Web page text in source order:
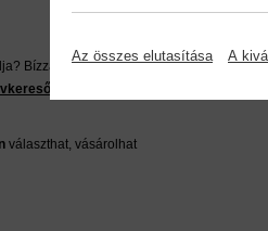
Bízza ránk kedvenc
szolgálat
választhat, vásárolhat
Az összes elutasítása A